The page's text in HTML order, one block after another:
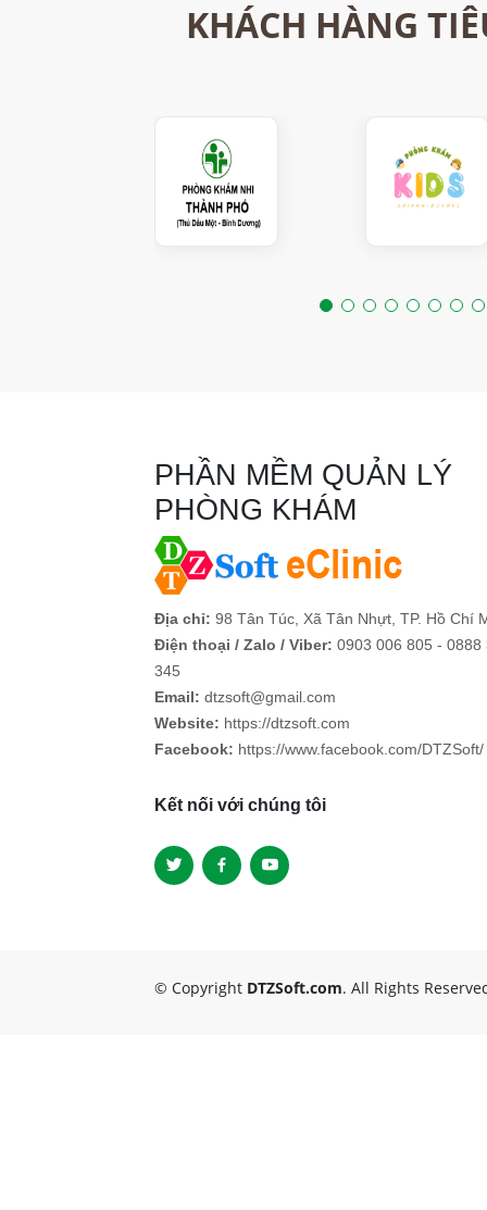
KHÁCH HÀNG
PHẦN MỀM QUẢN LÝ
PHÒNG KHÁM
Địa chỉ: 98 Tân Túc, Xã Tân Nhựt, TP. Hồ Chí
Điện thoại / Zalo / Viber: 0903 006 805 - 0888
345
Email: dtzsoft@gmail.com
Website: https://dtzsoft.com
Facebook: https://www.facebook.com/DTZSoft/
Kết nối với chúng tôi
© Copyright DTZSoft.com. All Rights